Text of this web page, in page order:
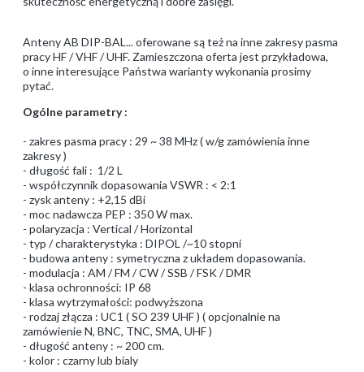
Anteny AB DIP-BAL... oferowane są też na inne zakresy pasma
pracy HF / VHF / UHF. Zamieszczona oferta jest przykładowa,
o inne interesujące Państwa warianty wykonania prosimy
pytać.
Ogólne parametry :
- zakres pasma pracy : 29 ~ 38 MHz ( w/g zamówienia inne
zakresy )
- długość fali : 1/2 L
- współczynnik dopasowania VSWR : < 2:1
- zysk anteny : +2,15 dBi
- moc nadawcza PEP : 350 W max.
- polaryzacja : Vertical / Horizontal
- typ / charakterystyka : DIPOL /~10 stopni
- budowa anteny : symetryczna z układem dopasowania.
- modulacja : AM / FM / CW / SSB / FSK / DMR
- klasa ochronności: IP 68
- klasa wytrzymałości: podwyższona
- rodzaj złącza : UC1 ( SO 239 UHF ) ( opcjonalnie na
zamówienie N, BNC, TNC, SMA, UHF )
- długość anteny : ~ 200 cm.
- kolor : czarny lub bialy